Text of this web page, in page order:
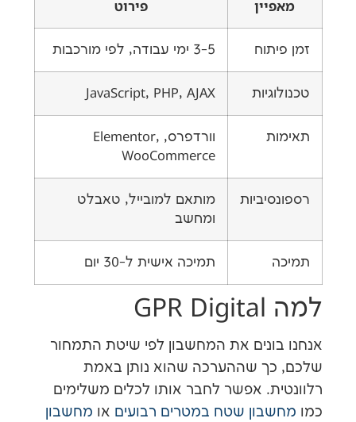
3-5 ימי עבודה, לפי מורכבות
JavaScript, PHP, AJAX
וורדפרס, Elementor,
WooCommerce
מותאם למובייל, טאבלט
תמיכה אישית ל-30 יום
את המחשבון לפי שיטת התמחור
שההערכה שהוא נותן באמת
אפשר לחבר אותו לכלים משלימים
שטח במטרים רבועיםאומחשבון